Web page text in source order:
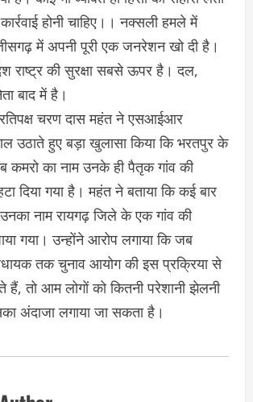
होनी चाहिए।। नक्सली हमले में
में अपनी पूरी एक जनरेशन खो दी है।
राष्ट्र की सुरक्षा सबसे ऊपर है। दल,
बाद में है।
चरण दास महंत ने एसआईआर
उठाते हुए बड़ा खुलासा किया कि भरतपुर के
कमरो का नाम उनके ही पैतृक गांव की
दिया गया है। महंत ने बताया कि कई बार
नाम रायगढ़ जिले के एक गांव की
गया। उन्होंने आरोप लगाया कि जब
तक चुनाव आयोग की इस प्रक्रिया से
हैं, तो आम लोगों को कितनी परेशानी झेलनी
अंदाजा लगाया जा सकता है।